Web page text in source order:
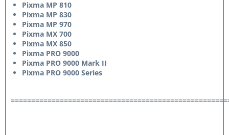
Pixma MP 810
Pixma MP 830
Pixma MP 970
Pixma MX 700
Pixma MX 850
Pixma PRO 9000
Pixma PRO 9000 Mark II
Pixma PRO 9000 Series